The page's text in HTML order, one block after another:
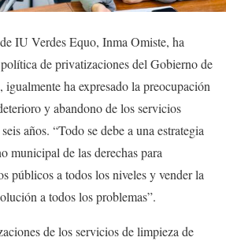
IU Verdes Equo, Inma Omiste, ha
de privatizaciones del Gobierno de
igualmente ha expresado la preocupación
y abandono de los servicios
años. “Todo se debe a una estrategia
municipal de las derechas para
públicos a todos los niveles y vender la
a todos los problemas”.
de los servicios de limpieza de